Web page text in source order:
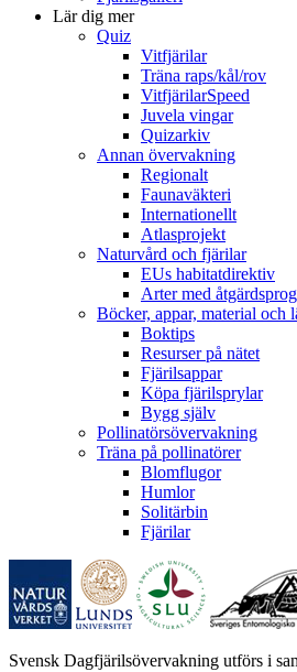
Lär dig mer
Quiz
Vitfjärilar
Träna raps/kål/rov
VitfjärilarSpeed
Juvela vingar
Quizarkiv
Annan övervakning
Regionalt
Faunaväkteri
Internationellt
Atlasprojekt
Naturvård och fjärilar
EUs habitatdirektiv
Arter med
Böcker, appar, material och
Boktips
Resurser på nätet
Fjärilsappar
Köpa fjärilsprylar
Bygg själv
Pollinatörsövervakning
Träna på pollinatörer
Blomflugor
Humlor
Solitärbin
Fjärilar
Svensk Dagfjärilsövervakning utförs i